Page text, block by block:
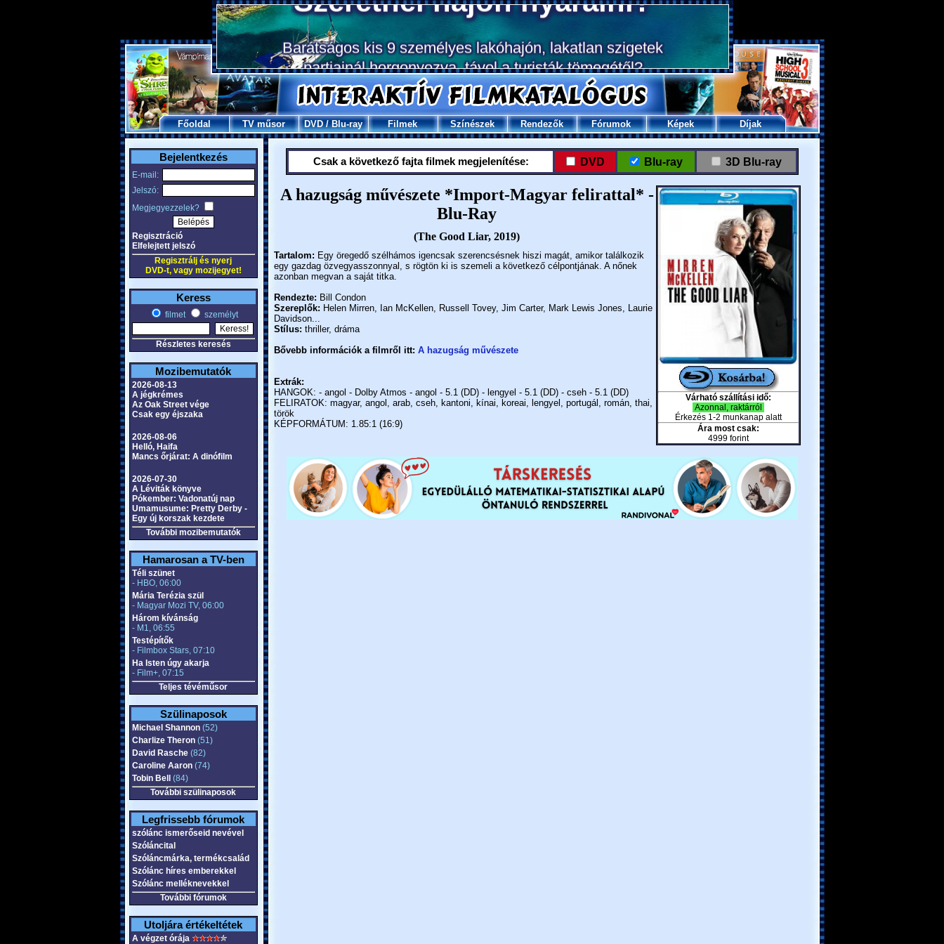
Főoldal TV műsor DVD/Blu-ray Filmek Színészek Rendezők Fórumok Képek Díjak
Bejelentkezés
E-mail:
Jelszó:
Megjegyezzelek?
Regisztráció
Elfelejtett jelszó
Regisztrálj és nyerj
DVD-t, vagy mozijegyet!
Keress
filmet személyt
Részletes keresés
Mozibemutatók
2026-08-13
A jégkrémes
Az Oak Street vége
Csak egy éjszaka
2026-08-06
Helló, Haifa
Mancs őrjárat: A dinófilm
2026-07-30
A Léviták könyve
Pókember: Vadonatúj nap
Umamusume: Pretty Derby -
Egy új korszak kezdete
További mozibemutatók
Hamarosan a TV-ben
Téli szünet
- HBO, 06:00
Mária Terézia szül
- Magyar Mozi TV, 06:00
Három kívánság
- M1, 06:55
Testépítők
- Filmbox Stars, 07:10
Ha Isten úgy akarja
- Film+, 07:15
Teljes tévéműsor
Szülinaposok
Michael Shannon(52)
Charlize Theron(51)
David Rasche(82)
Caroline Aaron(74)
Tobin Bell
(84)
További szülinaposok
Legfrissebb fórumok
szólánc ismerőseid nevével
Szóláncital
Szóláncmárka, termékcsalád
Szólánc híres emberekkel
Szólánc melléknevekkel
További fórumok
Utoljára értékeltétek
A végzet órája
Csak a következő fajta filmek megjelenítése: DVD Blu-ray 3D Blu-ray
A hazugság művészete *Import-Magyar felirattal* -
Blu-Ray
(The Good Liar, 2019)
Tartalom: Egy öregedő szélhámos igencsak szerencsésnek hiszi magát, amikor találkozik
egy gazdag özvegyasszonnyal, s rögtön ki is szemeli a következő célpontjának. A nőnek
azonban megvan a saját titka.
Rendezte: Bill Condon
Szereplők: Helen Mirren, Ian McKellen, Russell Tovey, Jim Carter, Mark Lewis Jones, Laurie
Davidson...
Stílus: thriller, dráma
Bővebb információk a filmről itt: A hazugság művészete
Extrák:
HANGOK: - angol - Dolby Atmos - angol - 5.1 (DD) - lengyel - 5.1 (DD) - cseh - 5.1 (DD)
FELIRATOK: magyar, angol, arab, cseh, kantoni, kínai, koreai, lengyel, portugál, román, thai,
török
KÉPFORMÁTUM: 1.85:1 (16:9)
Várható szállítási idő:
Azonnal, raktárról
Érkezés 1-2 munkanap alatt
Ára most csak:
4999 forint